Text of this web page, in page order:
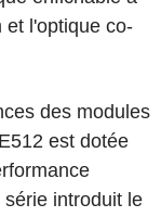
et l'optique co-
des modules
est dotée
introduit le